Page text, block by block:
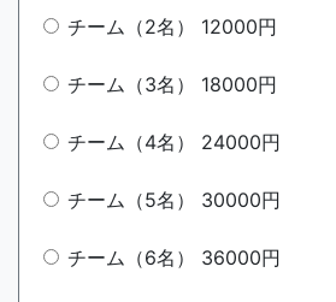
チーム（2名） 12000円
チーム（3名） 18000円
チーム（4名） 24000円
チーム（5名） 30000円
チーム（6名） 36000円